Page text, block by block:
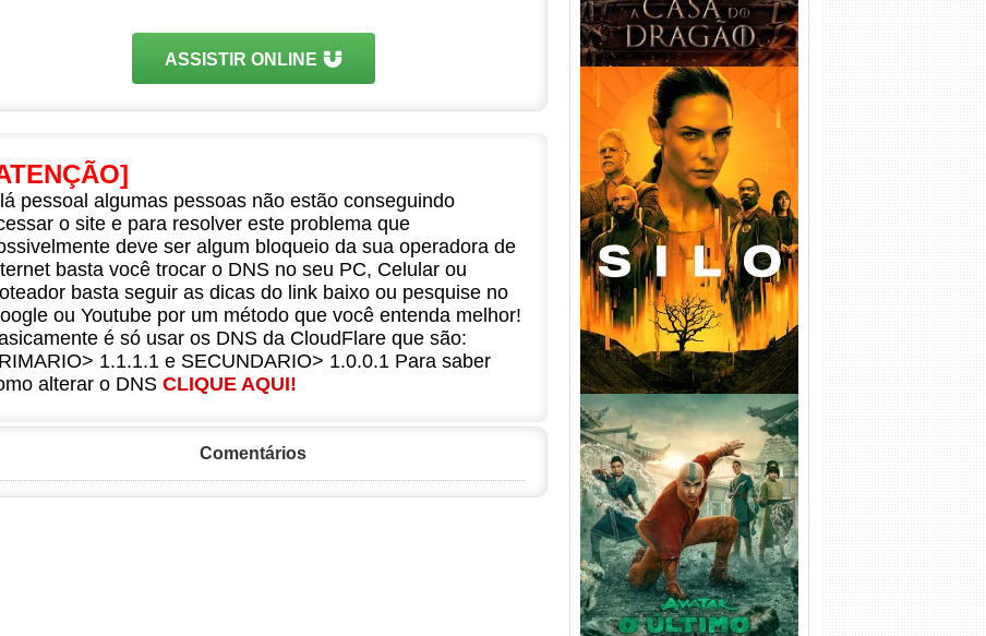
ASSISTIR ONLINE
pessoal algumas pessoas não estão conseguindo
o site e para resolver este problema que
deve ser algum bloqueio da sua operadora de
basta você trocar o DNS no seu PC, Celular ou
basta seguir as dicas do link baixo ou pesquise no
ou Youtube por um método que você entenda melhor!
é só usar os DNS da CloudFlare que são:
1.1.1.1 e SECUNDARIO> 1.0.0.1 Para saber
alterar o DNS CLIQUE AQUI!
Comentários
Silo 1ª Temporada Torrent
(2023) WEB-DL
720p/1080p/4K Dual Áudio
Avatar: O Último Mestre do
Ar 2ª Temporada Torrent
(2026) WEB-DL 1080p Dual
Áudio